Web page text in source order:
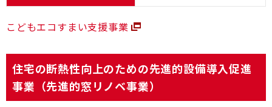
こどもエコすまい支援事業
住宅の断熱性向上のための先進的設備導入促進
事業（先進的窓リノベ事業）